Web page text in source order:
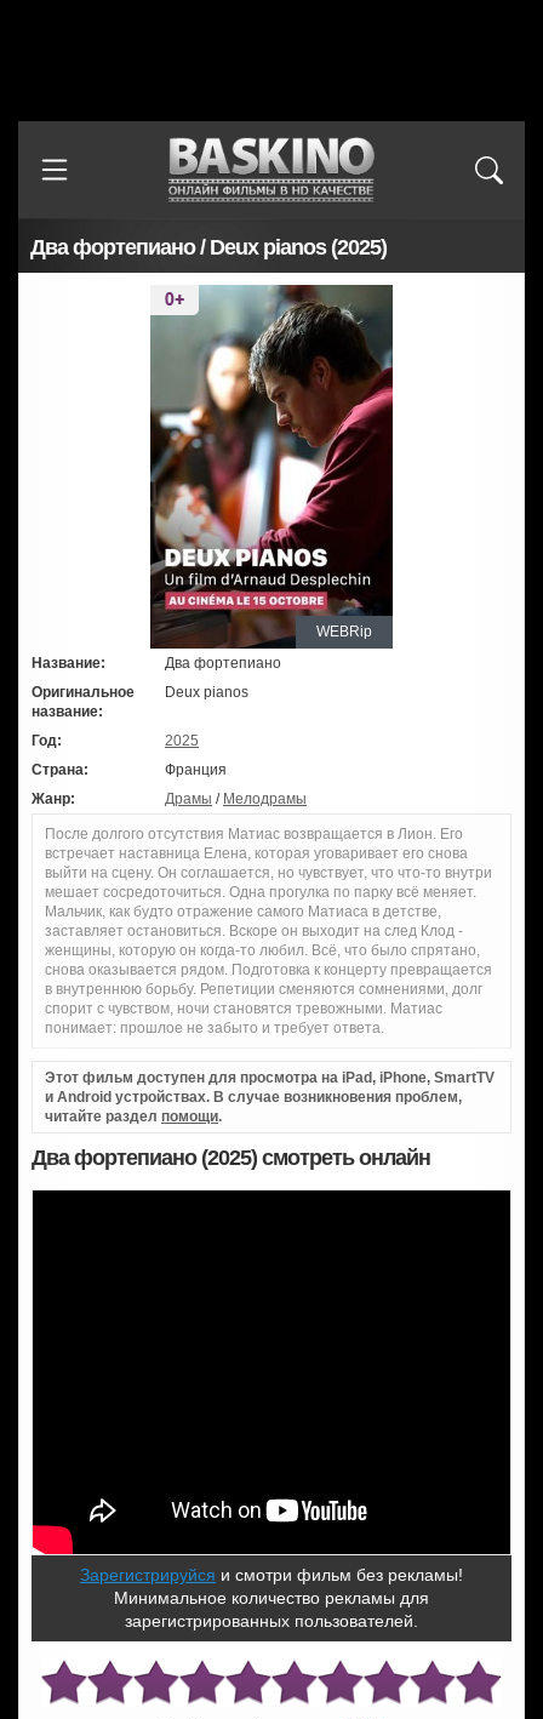
Два фортепиано / Deux pianos (2025)
WEBRip
Название:
Два фортепиано
Оригинальное
название:
Deux pianos
Год:
2025
Страна:
Франция
Жанр:
Драмы / Мелодрамы
После долгого отсутствия Матиас возвращается в Лион. Его
встречает наставница Елена, которая уговаривает его снова
выйти на сцену. Он соглашается, но чувствует, что что-то внутри
мешает сосредоточиться. Одна прогулка по парку всё меняет.
Мальчик, как будто отражение самого Матиаса в детстве,
заставляет остановиться. Вскоре он выходит на след Клод -
женщины, которую он когда-то любил. Всё, что было спрятано,
снова оказывается рядом. Подготовка к концерту превращается
в внутреннюю борьбу. Репетиции сменяются сомнениями, долг
спорит с чувством, ночи становятся тревожными. Матиас
понимает: прошлое не забыто и требует ответа.
Этот фильм доступен для просмотра на iPad, iPhone, SmartTV
и Android устройствах. В случае возникновения проблем,
читайте раздел помощи.
Два фортепиано (2025) смотреть онлайн
Зарегистрируйся и смотри фильм без рекламы!
Минимальное количество рекламы для
зарегистрированных пользователей.